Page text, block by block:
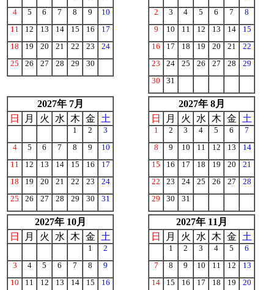
4
5 6 7 8 9
10
11
12 13 14 15 16
17
18
19 20 21 22 23
24
25
26 27 28 29 30
2
3 4 5 6 7
8
9
10 11 12 13 14
15
16
17 18 19 20 21
22
23
24 25 26 27 28
29
30
31
2027年 7月
日
月 火 水 木 金 土
1 2
3
4
5 6 7 8 9
10
11
12 13 14 15 16
17
18
19 20 21 22 23
24
25
26 27 28 29 30 31
2027年 8月
日
月 火 水 木 金 土
1 2 3 4 5 6
7
8
9 10 11 12 13
14
15
16 17 18 19 20
21
22
23 24 25 26 27
28
29
30 31
2027年 10月
日
月 火 水 木 金 土
1
2
3
4 5 6 7 8
9
10
11 12 13 14 15 16
2027年 11月
日
月 火 水 木 金 土
1 2 3 4 5
6
7
8 9 10 11 12
13
14
15 16 17 18 19 20